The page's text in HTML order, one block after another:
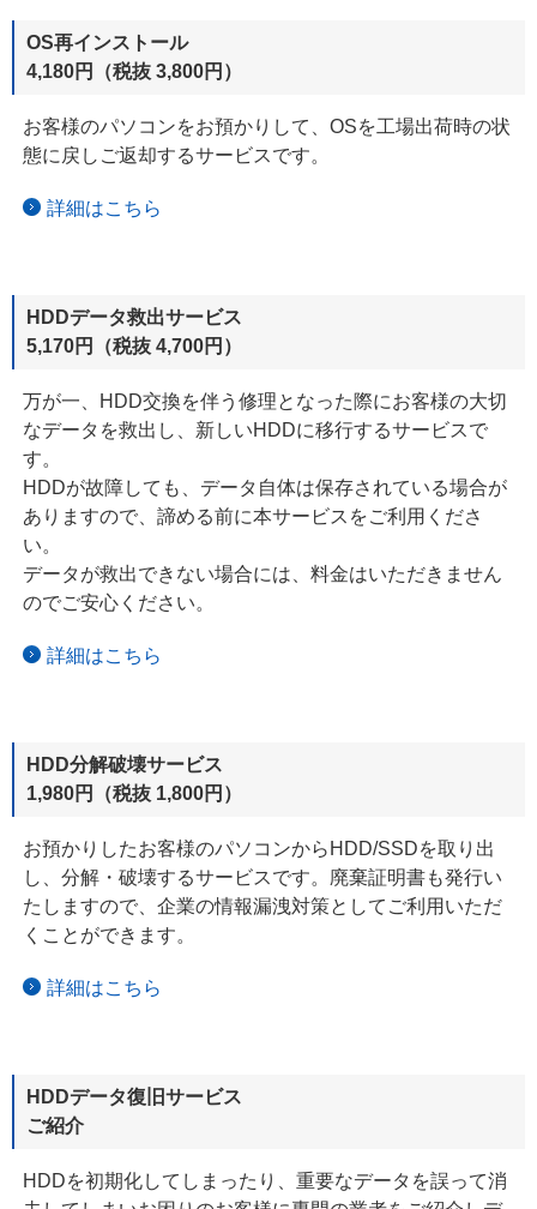
OS再インストール
4,180円（税抜 3,800円）
お客様のパソコンをお預かりして、OSを工場出荷時の状
態に戻し ご返却するサービスです。
詳細はこちら
HDDデータ救出サービス
5,170円（税抜 4,700円）
万が一、HDD交換を伴う修理となった際にお客様の大切
なデータを救出し、新しいHDDに移行するサービスで
す。
HDDが故障しても、データ自体は保存されている場合が
ありますので、 諦める前に本サービスをご利用くださ
い。
データが救出できない場合には、料金はいただきません
のでご安心ください。
詳細はこちら
HDD分解破壊サービス
1,980円（税抜 1,800円）
お預かりしたお客様のパソコンからHDD/SSDを取り出
し、分解・破壊するサービスです。 廃棄証明書も発行い
たしますので、企業の情報漏洩対策としてご利用いただ
くことができます。
詳細はこちら
HDDデータ復旧サービス
ご紹介
HDDを初期化してしまったり、重要なデータを誤って消